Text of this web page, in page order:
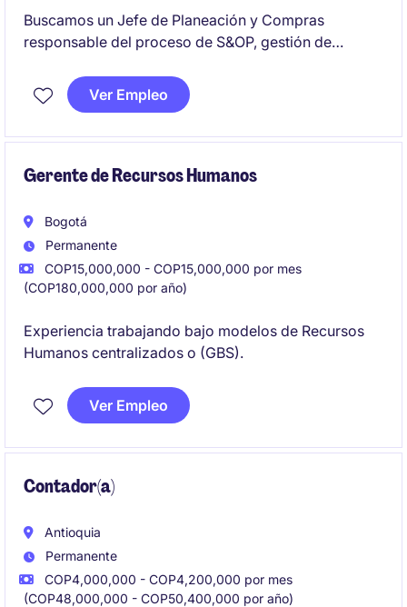
Buscamos un Jefe de Planeación y Compras
responsable del proceso de S&OP, gestión de
de importaciones/exportaciones en una empresa
con crecimiento sostenido. El rol requiere alta
para garantizar la disponibilidad de producto y la
Ver Empleo
Gerente de Recursos Humanos
Bogotá
Permanente
COP15,000,000 - COP15,000,000 por mes
(COP180,000,000 por año)
Experiencia trabajando bajo modelos de Recursos
Humanos centralizados o (GBS).
Ver Empleo
Contador(a)
Antioquia
Permanente
COP4,000,000 - COP4,200,000 por mes
(COP48,000,000 - COP50,400,000 por año)